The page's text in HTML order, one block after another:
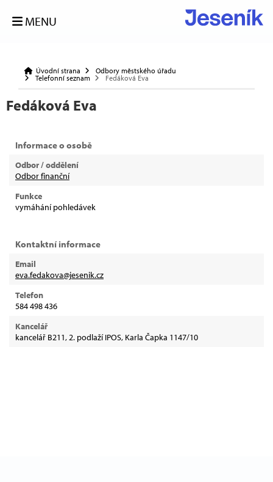
MENU
Úvodní strana
Odbory městského úřadu
Telefonní seznam
Fedáková Eva
Fedáková Eva
Informace o osobě
Odbor / oddělení
Odbor finanční
Funkce
vymáhání pohledávek
Kontaktní informace
Email
eva.fedakova@jesenik.cz
Telefon
584 498 436
Kancelář
kancelář B211, 2. podlaží IPOS, Karla Čapka 1147/10